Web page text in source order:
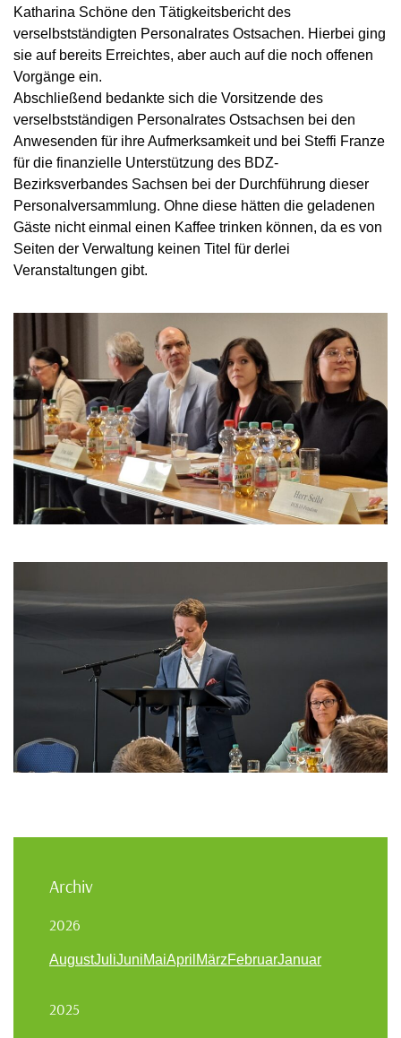
Katharina Schöne den Tätigkeitsbericht des
verselbstständigten Personalrates Ostsachen. Hierbei ging
sie auf bereits Erreichtes, aber auch auf die noch offenen
Vorgänge ein.
Abschließend bedankte sich die Vorsitzende des
verselbstständigen Personalrates Ostsachsen bei den
Anwesenden für ihre Aufmerksamkeit und bei Steffi Franze
für die finanzielle Unterstützung des BDZ-
Bezirksverbandes Sachsen bei der Durchführung dieser
Personalversammlung. Ohne diese hätten die geladenen
Gäste nicht einmal einen Kaffee trinken können, da es von
Seiten der Verwaltung keinen Titel für derlei
Veranstaltungen gibt.
Archiv
2026
AugustJuliJuniMaiApril MärzFebruarJanuar
2025